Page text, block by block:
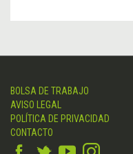
BOLSA DE TRABAJO
AVISO LEGAL
POLÍTICA DE PRIVACIDAD
CONTACTO